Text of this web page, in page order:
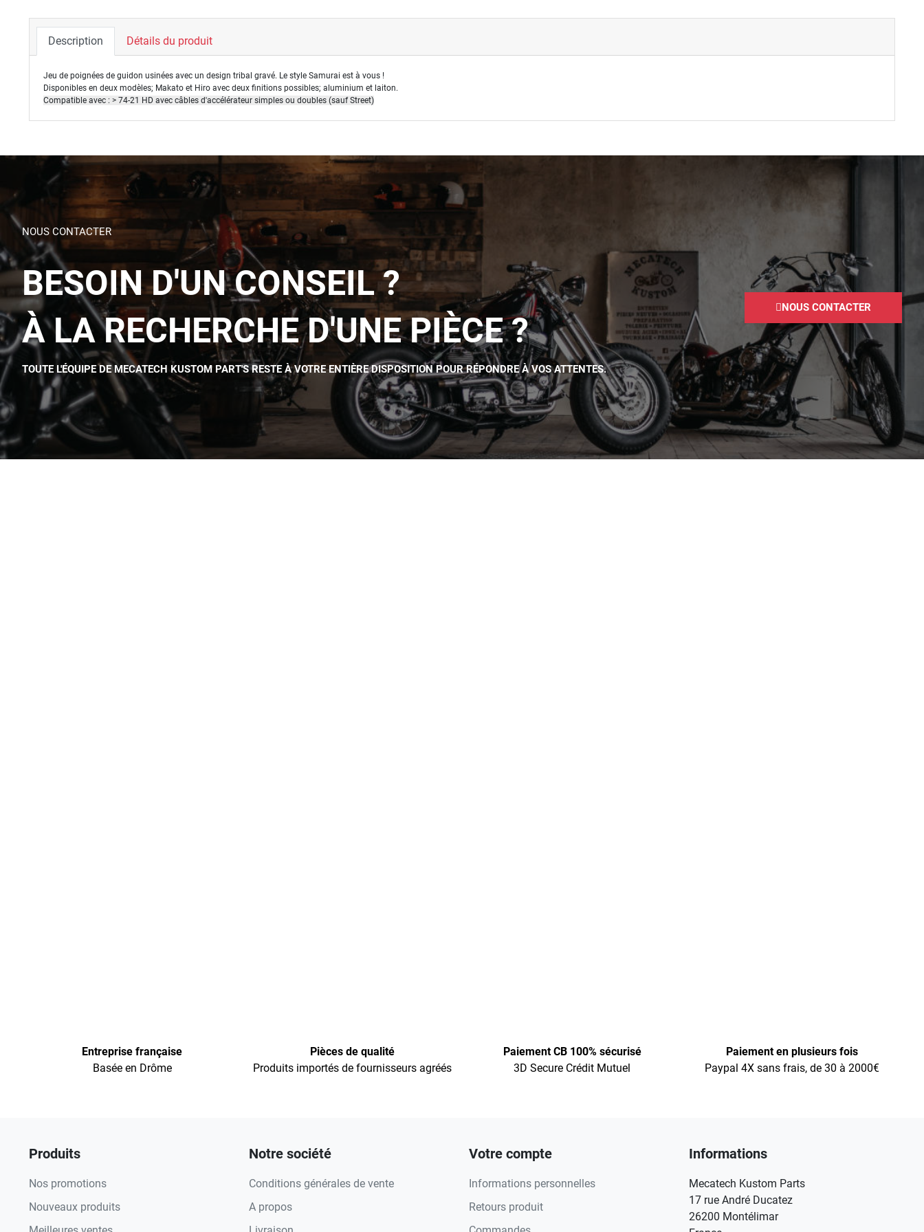
Description Détails du produit
Jeu de poignées de guidon usinées avec un design tribal gravé. Le style Samurai est à vous !
Disponibles en deux modèles; Makato et Hiro avec deux finitions possibles; aluminium et laiton.
Compatible avec : > 74-21 HD avec câbles d'accélérateur simples ou doubles (sauf Street)
NOUS CONTACTER
BESOIN D'UN CONSEIL ?
À LA RECHERCHE D'UNE PIÈCE ?
TOUTE L'ÉQUIPE DE MECATECH KUSTOM PART'S RESTE À VOTRE ENTIÈRE DISPOSITION POUR RÉPONDRE À VOS ATTENTES.
NOUS CONTACTER
Entreprise française
Basée en Drôme
Pièces de qualité
Produits importés de fournisseurs agréés
Paiement CB 100% sécurisé
3D Secure Crédit Mutuel
Paiement en plusieurs fois
Paypal 4X sans frais, de 30 à 2000€
Produits
Nos promotions
Nouveaux produits
Notre société
Conditions générales de vente
A propos
Votre compte
Informations personnelles
Retours produit
Informations
Mecatech Kustom Parts
17 rue André Ducatez
26200 Montélimar